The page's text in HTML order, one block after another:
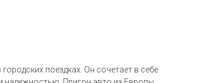
поездках. Он сочетает в себе